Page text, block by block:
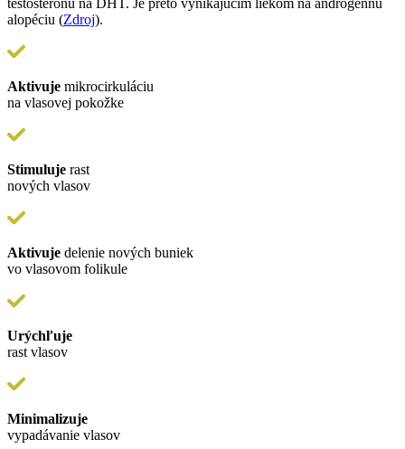
alopéciu (Zdroj).
Aktivuje mikrocirkuláciu
na vlasovej pokožke
Stimuluje rast
nových vlasov
Aktivuje delenie nových buniek
vo vlasovom folikule
Urýchľuje
rast vlasov
Minimalizuje
vypadávanie vlasov